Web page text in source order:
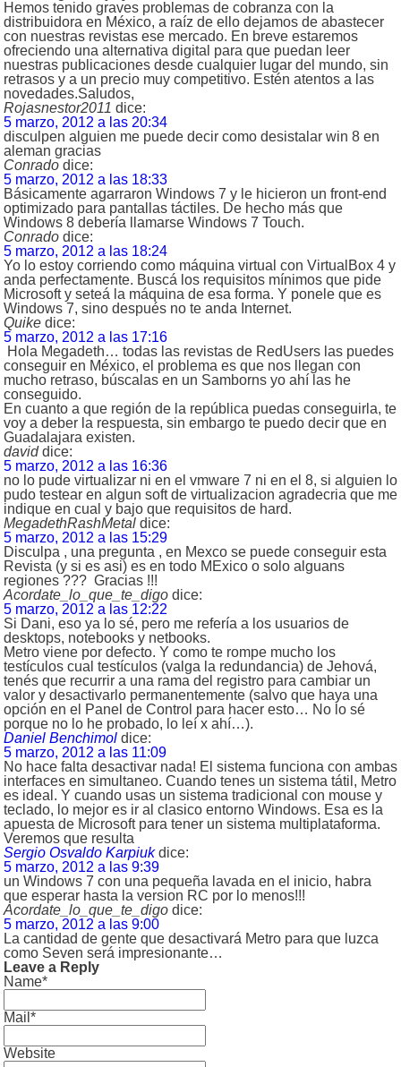
Hemos tenido graves problemas de cobranza con la
distribuidora en México, a raíz de ello dejamos de abastecer
con nuestras revistas ese mercado. En breve estaremos
ofreciendo una alternativa digital para que puedan leer
nuestras publicaciones desde cualquier lugar del mundo, sin
retrasos y a un precio muy competitivo. Estén atentos a las
novedades.Saludos,
Rojasnestor2011 dice:
5 marzo, 2012 a las 20:34
disculpen alguien me puede decir como desistalar win 8 en
aleman gracias
Conrado dice:
5 marzo, 2012 a las 18:33
Básicamente agarraron Windows 7 y le hicieron un front-end
optimizado para pantallas táctiles. De hecho más que
Windows 8 debería llamarse Windows 7 Touch.
Conrado dice:
5 marzo, 2012 a las 18:24
Yo lo estoy corriendo como máquina virtual con VirtualBox 4 y
anda perfectamente. Buscá los requisitos mínimos que pide
Microsoft y seteá la máquina de esa forma. Y ponele que es
Windows 7, sino después no te anda Internet.
Quike dice:
5 marzo, 2012 a las 17:16
Hola Megadeth… todas las revistas de RedUsers las puedes
conseguir en México, el problema es que nos llegan con
mucho retraso, búscalas en un Samborns yo ahí las he
conseguido.
En cuanto a que región de la república puedas conseguirla, te
voy a deber la respuesta, sin embargo te puedo decir que en
Guadalajara existen.
david dice:
5 marzo, 2012 a las 16:36
no lo pude virtualizar ni en el vmware 7 ni en el 8, si alguien lo
pudo testear en algun soft de virtualizacion agradecria que me
indique en cual y bajo que requisitos de hard.
MegadethRashMetal dice:
5 marzo, 2012 a las 15:29
Disculpa , una pregunta , en Mexco se puede conseguir esta
Revista (y si es asi) es en todo MExico o solo alguans
regiones ??? Gracias !!!
Acordate_lo_que_te_digo dice:
5 marzo, 2012 a las 12:22
Si Dani, eso ya lo sé, pero me refería a los usuarios de
desktops, notebooks y netbooks.
Metro viene por defecto. Y como te rompe mucho los
testículos cual testículos (valga la redundancia) de Jehová,
tenés que recurrir a una rama del registro para cambiar un
valor y desactivarlo permanentemente (salvo que haya una
opción en el Panel de Control para hacer esto… No lo sé
porque no lo he probado, lo leí x ahí…).
Daniel Benchimol dice:
5 marzo, 2012 a las 11:09
No hace falta desactivar nada! El sistema funciona con ambas
interfaces en simultaneo. Cuando tenes un sistema tátil, Metro
es ideal. Y cuando usas un sistema tradicional con mouse y
teclado, lo mejor es ir al clasico entorno Windows. Esa es la
apuesta de Microsoft para tener un sistema multiplataforma.
Veremos que resulta
Sergio Osvaldo Karpiuk dice:
5 marzo, 2012 a las 9:39
un Windows 7 con una pequeña lavada en el inicio, habra
que esperar hasta la version RC por lo menos!!!
Acordate_lo_que_te_digo dice:
5 marzo, 2012 a las 9:00
La cantidad de gente que desactivará Metro para que luzca
como Seven será impresionante…
Leave a Reply
Name*
Mail*
Website